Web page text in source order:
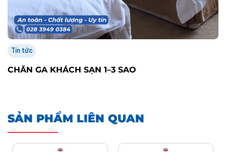
Tin tức
CHĂN GA KHÁCH SẠN 1–3 SAO
SẢN PHẨM LIÊN QUAN